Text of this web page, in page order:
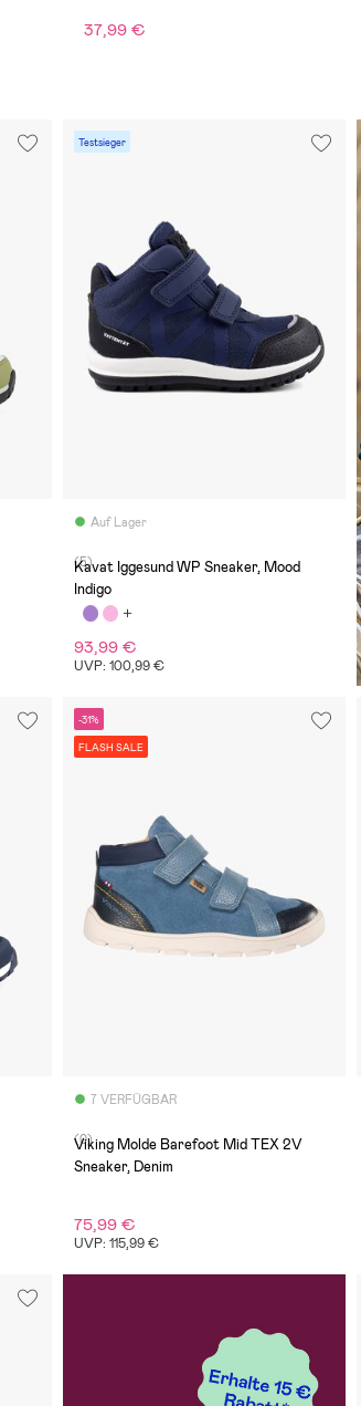
37,99 €
Testsieger
Auf Lager
(5)
Kavat Iggesund WP Sneaker, Mood
Indigo
93,99 €
UVP: 100,99 €
-31%
FLASH SALE
7 VERFÜGBAR
(0)
Viking Molde Barefoot Mid TEX 2V
Sneaker, Denim
75,99 €
UVP: 115,99 €